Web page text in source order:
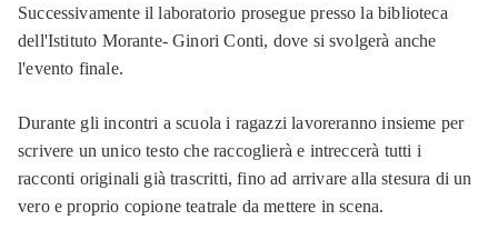
Successivamente il laboratorio prosegue presso la biblioteca
dell'Istituto Morante- Ginori Conti, dove si svolgerà anche
l'evento finale.
Durante gli incontri a scuola i ragazzi lavoreranno insieme per
scrivere un unico testo che raccoglierà e intreccerà tutti i
racconti originali già trascritti, fino ad arrivare alla stesura di un
vero e proprio copione teatrale da mettere in scena.